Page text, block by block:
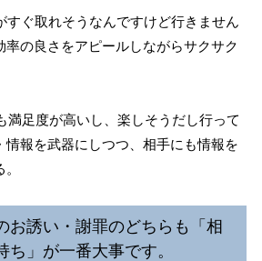
ぐ取れそうなんですけど行きません
率の良さをアピールしながらサクサク
足度が高いし、楽しそうだし行って
情報を武器にしつつ、相手にも情報を
お誘い・謝罪のどちらも「相
」が一番大事です。